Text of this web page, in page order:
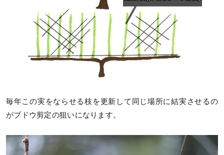
毎年この実をならせる枝を更新して同じ場所に結実させるの
がブドウ剪定の狙いになります。